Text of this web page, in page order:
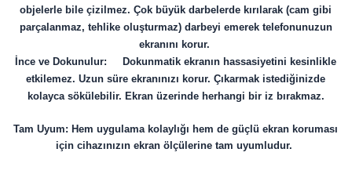
objelerle bile çizilmez. Çok büyük darbelerde kırılarak (cam gibi
parçalanmaz, tehlike oluşturmaz) darbeyi emerek telefonunuzun
ekranını korur.
İnce ve Dokunulur: Dokunmatik ekranın hassasiyetini kesinlikle
etkilemez. Uzun süre ekranınızı korur. Çıkarmak istediğinizde
kolayca sökülebilir. Ekran üzerinde herhangi bir iz bırakmaz.
Tam Uyum: Hem uygulama kolaylığı hem de güçlü ekran koruması
için cihazınızın ekran ölçülerine tam uyumludur.